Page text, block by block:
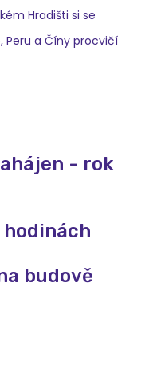
Hradišti si se
Peru a Číny procvičí
- rok
budově